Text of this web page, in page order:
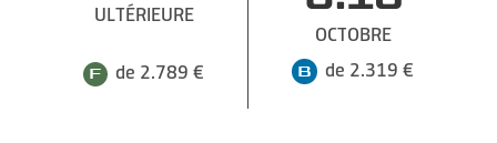
ULTÉRIEURE
de 2.789 €
OCTOBRE
de 2.319 €